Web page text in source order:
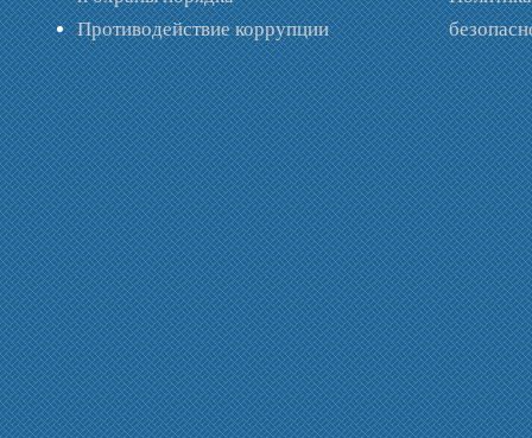
Противодействие коррупции